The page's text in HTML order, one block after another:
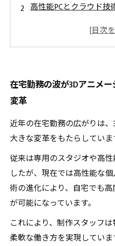
高性能PCとクラウド
自宅で実現するクオリ
乗り越える方法
と可能性
今すぐ始めたい！在宅
未来の働き方を変える
制作の最新トレンド
在宅勤務の波が3Dアニメ
変革
近年の在宅勤務の広がりは
大きな変革をもたらしていま
従来は専用のスタジオや高
したが、現在では高性能な
術の進化により、自宅でも
が可能になっています。
これにより、制作スタッフは
柔軟な働き方を実現していま